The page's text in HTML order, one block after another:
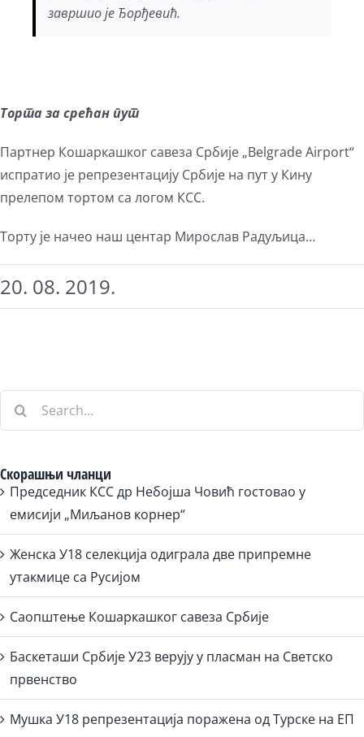
завршио је Ђорђевић.
Торта за срећан пут
Партнер Кошаркашког савеза Србије „Belgrade Airport“
испратио је репрезентацију Србије на пут у Кину
прелепом тортом са логом КСС.
Торту је начео наш центар Мирослав Радуљица…
20. 08. 2019.
Search
Скорашњи чланци
Председник КСС др Небојша Човић гостовао у
емисији „Миљанов корнер“
Женска У18 селекција одиграла две припремне
утакмице са Русијом
Саопштење Кошаркашког савеза Србије
Баскеташи Србије У23 верују у пласман на Светско
првенство
Мушка У18 репрезентација поражена од Турске на ЕП